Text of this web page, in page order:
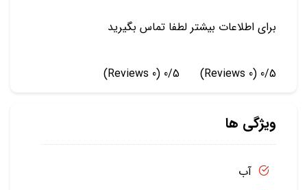
برای اطلاعات بیشتر لطفا تماس بگیرید
0/5
(0 Reviews)
0/5
(0 Reviews)
ویژگی ها
آب